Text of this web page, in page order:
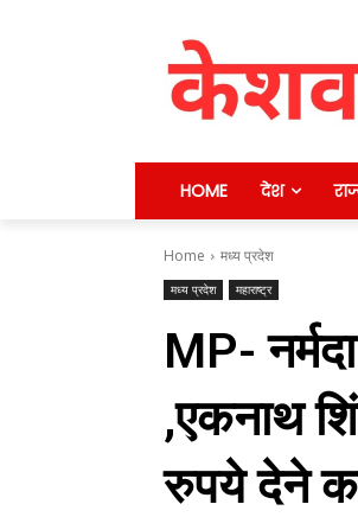
HOME देश
Home मध्य प्रदेश
मध्य प्रदेश महाराष्ट्र
MP-
,एकनाथ
रुपये देने